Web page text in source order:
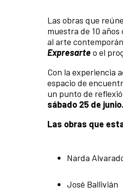
Las obras que
muestra de 10
al arte
Expresarteo el
Con la experiencia
espacio de
un punto de
sábado 25 de junio.
Las obras que
Narda
José Ballivián